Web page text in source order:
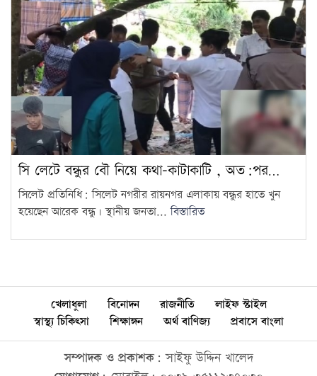
সি লেটে বন্ধুর বৌ নিয়ে কথা-কাটাকাটি , অত:পর…
সিলেট প্রতিনিধি: সিলেট নগরীর রায়নগর এলাকায় বন্ধুর হাতে খুন
হয়েছেন আরেক বন্ধু। স্থানীয় জনতা...বিস্তারিত
খেলাধুলা বিনোদন রাজনীতি
লাইফ স্টাইল
স্বাস্থ্য চিকিৎসা
শিক্ষাঙ্গন অর্থ বাণিজ্য প্রবাসে বাংলা
সম্পাদক ও প্রকাশক: সাইফু উদ্দিন খালেদ